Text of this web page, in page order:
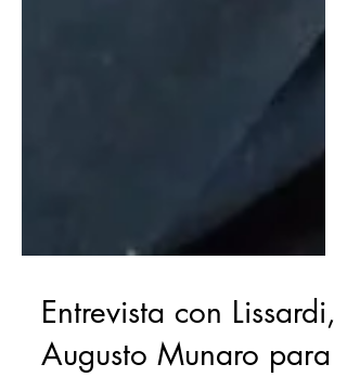
Entrevista con Lissardi,